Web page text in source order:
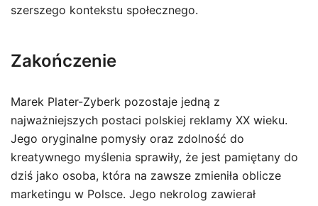
szerszego kontekstu społecznego.
Zakończenie
Marek Plater-Zyberk pozostaje jedną z
najważniejszych postaci polskiej reklamy XX wieku.
Jego oryginalne pomysły oraz zdolność do
kreatywnego myślenia sprawiły, że jest pamiętany do
dziś jako osoba, która na zawsze zmieniła oblicze
marketingu w Polsce. Jego nekrolog zawierał